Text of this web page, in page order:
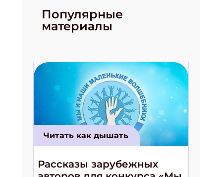
Популярные
материалы
Читать как дышать
Рассказы зарубежных